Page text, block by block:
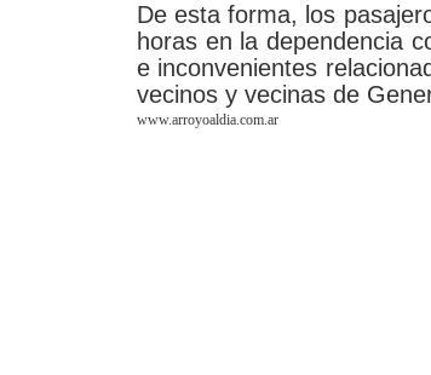
De esta forma, los
horas en la dependencia
e inconvenientes
vecinos y vecinas de
www.arroyoaldia.com.ar